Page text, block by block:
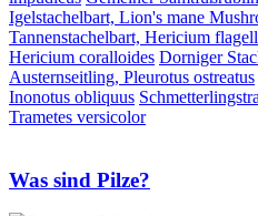
Igelstachelbart, Lion's mane
Tannenstachelbart, Hericium
Hericium coralloides Dorniger
Austernseitling, Pleurotus ostreatus
Inonotus obliquus
Trametes versicolor
Was sind Pilze?